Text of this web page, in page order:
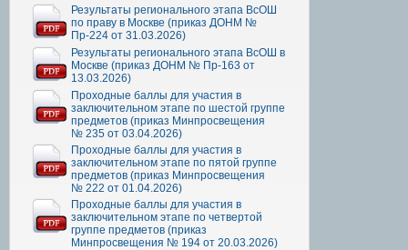
Результаты регионального этапа ВсОШ
по праву в Москве (приказ ДОНМ №
Пр-224 от 31.03.2026)
Результаты регионального этапа ВсОШ в
Москве (приказ ДОНМ № Пр-163 от
13.03.2026)
Проходные баллы для участия в
заключительном этапе по шестой группе
предметов (приказ Минпросвещения
№ 235 от 03.04.2026)
Проходные баллы для участия в
заключительном этапе по пятой группе
предметов (приказ Минпросвещения
№ 222 от 01.04.2026)
Проходные баллы для участия в
заключительном этапе по четвертой
группе предметов (приказ
Минпросвещения № 194 от 20.03.2026)